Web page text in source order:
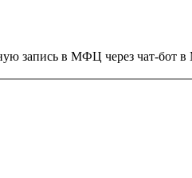
запись в МФЦ через чат-бот